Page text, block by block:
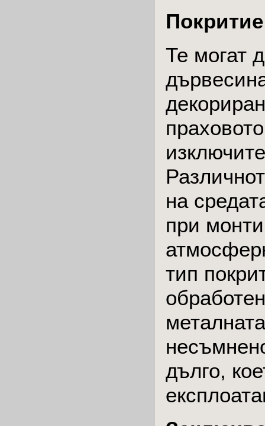
Покритие
Те могат
на
при
тип
дълго,